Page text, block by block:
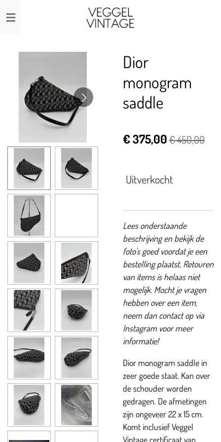
Ga
direct
Dior
monogram
saddle
€ 375,00€ 450,00
Uitverkocht
Lees onderstaande
beschrijving en bekijk de
foto's goed voordat je een
bestelling plaatst. Retouren
van items is helaas niet
mogelijk. Mocht je vragen
hebben over een item,
neem dan contact op via
Instagram voor meer
informatie!
Dior monogram saddle in
zeer goede staat. Kan over
de schouder worden
gedragen. De afmetingen
zijn ongeveer 22 x 15 cm.
Komt inclusief Veggel
Vintage certificaat van